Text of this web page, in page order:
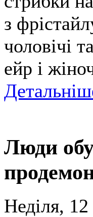
з
чоловічі
ейр і
Люди
Неділя,